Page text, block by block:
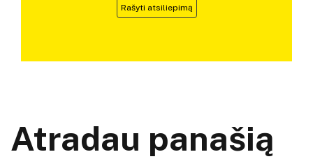
Rašyti atsiliepimą
Atradau panašią